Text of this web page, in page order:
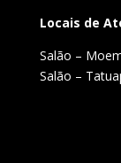
Locais de
Salão –
Salão –